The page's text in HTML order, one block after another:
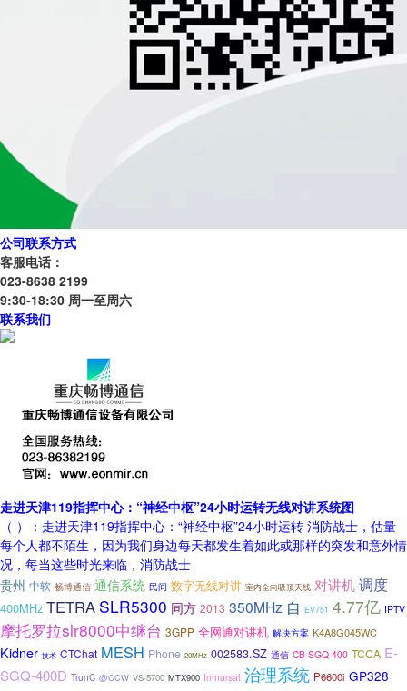
公司联系方式
客服电话：
023-8638 2199
9:30-18:30 周一至周六
联系我们
走进天津119指挥中心：“神经中枢”24小时运转无线对讲系统图
（ ）：走进天津119指挥中心：“神经中枢”24小时运转 消防战士，估量
每个人都不陌生，因为我们身边每天都发生着如此或那样的突发和意外情
况，每当这些时光来临，消防战士
贵州 中软 畅博通信 通信系统 民间 数字无线对讲 室内全向吸顶天线 对讲机调度
400MHz TETRA SLR5300 同方 2013 350MHz 自 EV751 4.77亿 IPTV
摩托罗拉slr8000中继台 3GPP 全网通对讲机 解决方案 K4A8G045WC
Kidner 技术 CTChat MESH Phone 20MHz 002583.SZ 通信 CB-SGQ-400 TCCA E-
SGQ-400D TrunC @CCW VS-5700 MTX900 Inmarsat 治理系统 P6600i GP328